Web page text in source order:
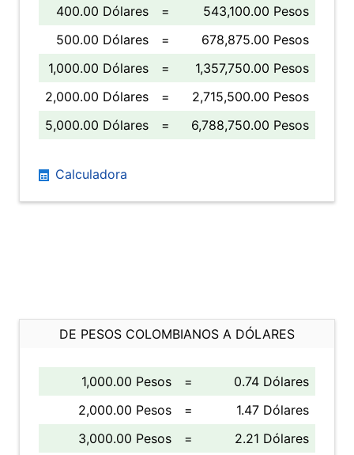
400.00 Dólares
=
543,100.00 Pesos
500.00 Dólares
=
678,875.00 Pesos
1,000.00 Dólares
=
1,357,750.00 Pesos
2,000.00 Dólares
=
2,715,500.00 Pesos
5,000.00 Dólares
= 6,788,750.00 Pesos
Calculadora
DE PESOS COLOMBIANOS A DÓLARES
1,000.00 Pesos =
0.74 Dólares
2,000.00 Pesos
=
1.47 Dólares
3,000.00 Pesos
=
2.21 Dólares